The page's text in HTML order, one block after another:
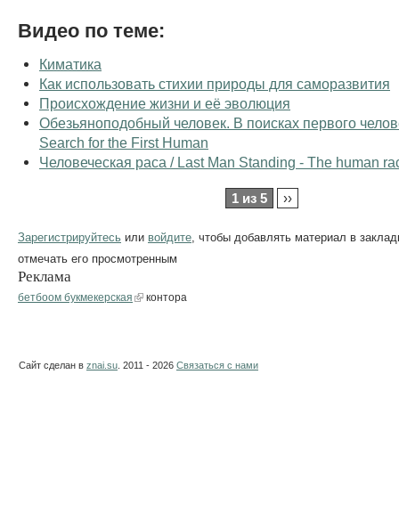
Видео по теме:
Киматика
Как использовать стихии природы для саморазвития
Происхождение жизни и её эволюция
Обезьяноподобный человек. В поисках первого
Search for the First Human
Человеческая раса / Last Man Standing - The human
1 из 5 ››
Зарегистрируйтесь или войдите , чтобы добавлять материал в
отмечать его просмотренным
Реклама
бетбоом букмекерская контора
Сайт сделан в znai.su . 2011 - 2026 Связаться с нами